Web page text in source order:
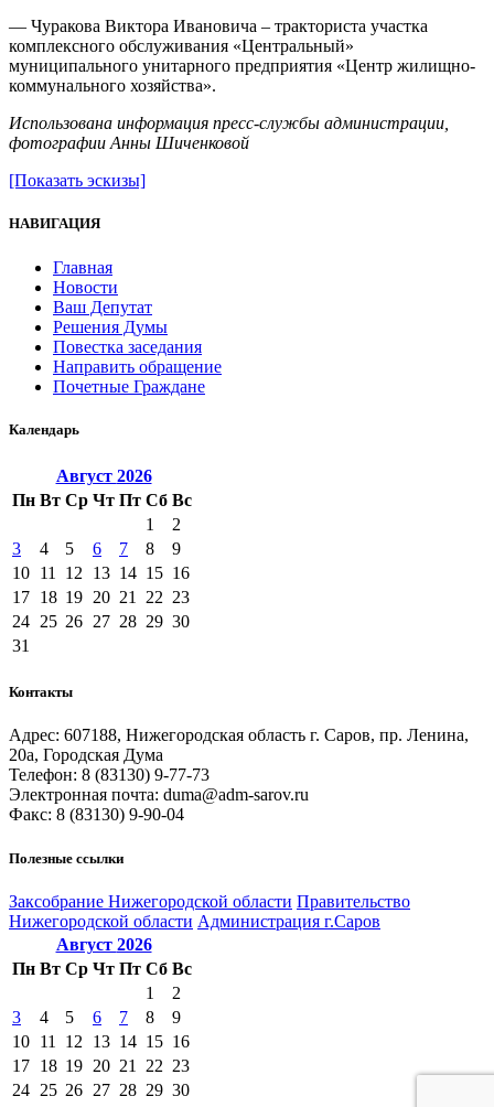
— Чуракова Виктора Ивановича – тракториста участка
комплексного обслуживания «Центральный»
муниципального унитарного предприятия «Центр жилищно-
коммунального хозяйства».
Использована информация пресс-службы администрации,
фотографии Анны Шиченковой
[Показать эскизы]
НАВИГАЦИЯ
Главная
Новости
Ваш Депутат
Решения Думы
Повестка заседания
Направить обращение
Почетные Граждане
Календарь
Август 2026
Пн Вт Ср Чт Пт Сб Вс
1
2
3
4 5 6 7 8
9
10 11 12 13 14 15 16
17 18 19 20 21 22 23
24 25 26 27 28 29 30
31
Контакты
Адрес: 607188, Нижегородская область г. Саров, пр. Ленина,
20а, Городская Дума
Телефон: 8 (83130) 9-77-73
Электронная почта: duma@adm-sarov.ru
Факс: 8 (83130) 9-90-04
Полезные ссылки
Закcобрание Нижегородской области Правительство
Нижегородской области Администрация г.Саров
Август 2026
Пн Вт Ср Чт Пт Сб Вс
1
2
3
4 5 6 7 8
9
10 11 12 13 14 15 16
17 18 19 20 21 22 23
24 25 26 27 28 29 30